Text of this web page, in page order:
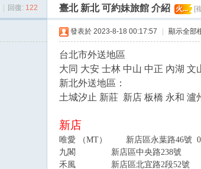
回復: 122 臺北 新北 可約妹旅館 介紹 火... [
發表於 2023-8-18 00:17:57 顯示全部
台北市外送地區
大同 大安 士林 中山 中正 內湖 文
新北外送地區：
土城汐止 新莊 新店 板橋 永和 瀘
新店
唯愛 （MT） 新店區永葉路46號
九閣 新店區中央路238號
禾風 新店區北宜路2段52號